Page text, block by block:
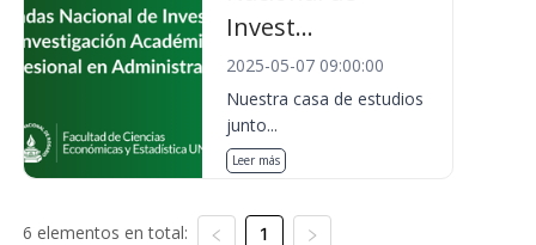
Invest...
2025-05-07 09:00:00
Nuestra casa de estudios
junto...
Leer más
6 elementos en total: 1